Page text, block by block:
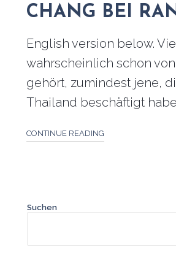
CHANG BEI
English version below.
wahrscheinlich schon
gehört, zumindest jene,
Thailand beschäftigt
CONTINUE READING
Suchen